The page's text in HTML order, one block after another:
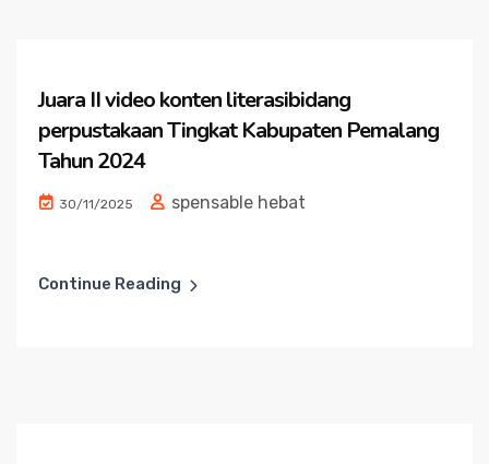
Juara II video konten literasibidang
perpustakaan Tingkat Kabupaten Pemalang
Tahun 2024
30/11/2025 spensable hebat
Continue Reading